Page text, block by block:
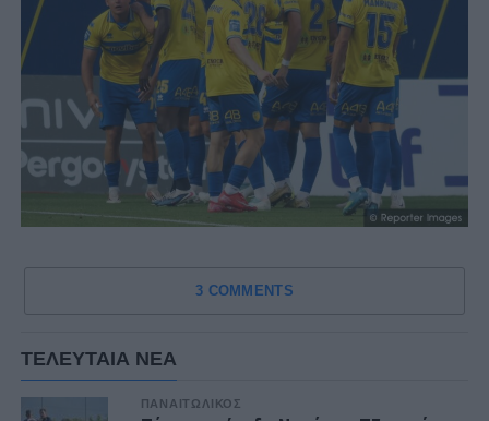
3 COMMENTS
ΤΕΛΕΥΤΑΙΑ ΝΕΑ
ΠΑΝΑΙΤΩΛΙΚΟΣ